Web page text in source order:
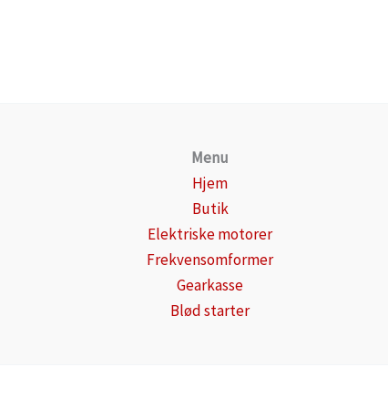
Menu
Hjem
Butik
Elektriske motorer
Frekvensomformer
Gearkasse
Blød starter